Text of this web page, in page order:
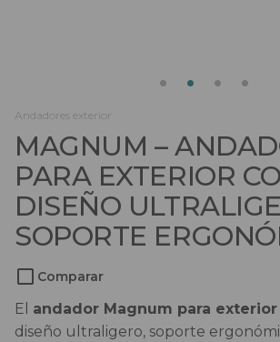
Andadores exterior
MAGNUM –
PARA EXTERIOR
DISEÑO
SOPORTE
Comparar
El andador Magnum para exterior
diseño ultraligero, soporte
Sillas de ruedas eléctricas
Sistemas de sujeción